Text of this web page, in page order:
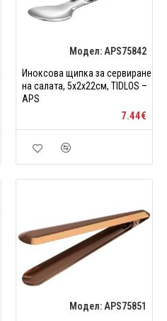
Модел: APS75842
Иноксова щипка за сервиране
на салата, 5x2x22см, TIDLOS –
APS
7.44€
Модел: APS75851